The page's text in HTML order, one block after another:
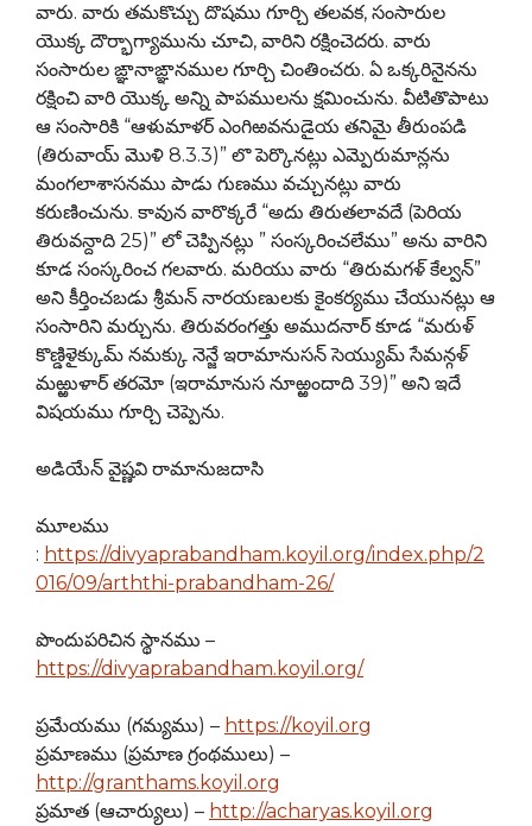
వారు. వారు తమకొచ్చు దొషము గూర్చి తలవక, సంసారుల
యొక్క దౌర్భాగ్యామును చూచి, వారిని రక్షించెదరు. వారు
సంసారుల ఙ్ఞానాఙ్ఞానముల గూర్చి చింతించరు. ఏ ఒక్కరినైనను
రక్షించి వారి యొక్క అన్ని పాపములను క్షమించును. వీటితొపాటు
ఆ సంసారికి “ఆళుమాళర్ ఎంగిఱవనుడైయ తనిమై తీరుంపడి
(తిరువాయ్ మొళి 8.3.3)” లొ పెర్కొనట్లు ఎమ్పెరుమాన్లను
మంగలాశాసనము పాడు గుణము వచ్చునట్లు వారు
కరుణించును. కావున వారొక్కరే “అదు తిరుతలావదే (పెరియ
తిరువన్దాది 25)” లో చెప్పినట్లు ” సంస్కరించలేము” అను వారిని
కూడ సంస్కరించ గలవారు. మరియు వారు “తిరుమగళ్ కేల్వన్”
అని కీర్తించబడు శ్రీమన్ నారయణులకు కైంకర్యము చేయునట్లు ఆ
సంసారిని మర్చును. తిరువరంగత్తు అముదనార్ కూడ “మరుళ్
కొణ్డిళైక్కుమ్ నమక్కు నెన్జే ఇరామానుసన్ సెయ్యుమ్ సేమన్గళ్
మఱ్ఱుళార్ తరమో (ఇరామానుస నూఱ్ఱందాది 39)” అని ఇదే
విషయము గూర్చి చెప్పెను.
అడియేన్ వైష్ణవి రామానుజదాసి
మూలము
: https://divyaprabandham.koyil.org/index.php/2
016/09/arththi-prabandham-26/
పొందుపరిచిన స్థానము –
https://divyaprabandham.koyil.org/
ప్రమేయము (గమ్యము) – https://koyil.org
ప్రమాణము (ప్రమాణ గ్రంథములు) –
http://granthams.koyil.org
ప్రమాత (ఆచార్యులు) – http://acharyas.koyil.org